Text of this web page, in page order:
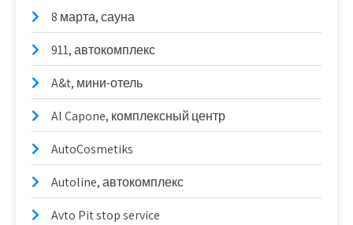
8 марта, сауна
911, автокомплекс
A&t, мини-отель
Al Capone, комплексный центр
AutoCosmetiks
Autoline, автокомплекс
Avto Pit stop service